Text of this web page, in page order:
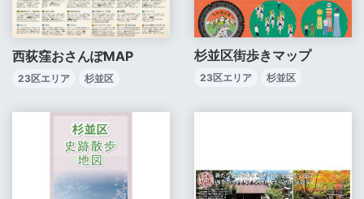
西荻窪おさんぽMAP
23区エリア 杉並区
杉並区街歩きマップ
23区エリア 杉並区